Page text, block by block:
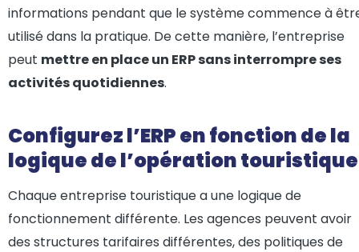
informations pendant que le système commence à
utilisé dans la pratique. De cette manière, l’entreprise
peut mettre en place un ERP sans interrompre ses
activités quotidiennes.
Configurez l’ERP en fonction de la
logique de l’opération
Chaque entreprise touristique a une logique de
fonctionnement différente. Les agences peuvent avoir
des structures tarifaires différentes, des politiques de